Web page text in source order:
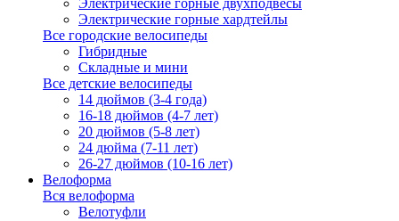
Электрические горные двухподвесы
Электрические горные хардтейлы
Все городские велосипеды
Гибридные
Складные и мини
Все детские велосипеды
14 дюймов (3-4 года)
16-18 дюймов (4-7 лет)
20 дюймов (5-8 лет)
24 дюйма (7-11 лет)
26-27 дюймов (10-16 лет)
Велоформа
Вся велоформа
Велотуфли